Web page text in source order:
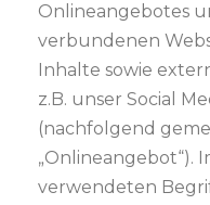
Onlineangebotes
verbundenen
Inhalte sowie
z.B. unser Social
(nachfolgend
„Onlineangebot“).
verwendeten